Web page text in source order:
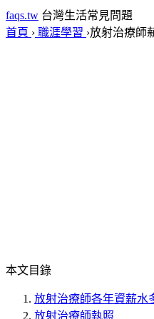
faqs.tw 台灣生活常見問題
首頁 › 職涯學習 ›放射治療師
本文目錄
放射治療師各年資薪
放射治療師執照